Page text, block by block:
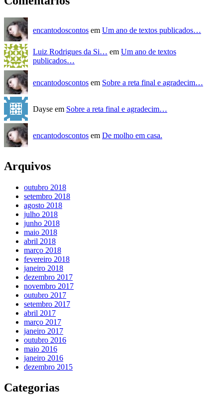
encantodoscontos em Um ano de textos publicados…
Luiz Rodrigues da Si… em Um ano de textos
publicados…
encantodoscontos em Sobre a reta final e agradecim…
Dayse em Sobre a reta final e agradecim…
encantodoscontos em De molho em casa.
Arquivos
outubro 2018
setembro 2018
agosto 2018
julho 2018
junho 2018
maio 2018
abril 2018
março 2018
fevereiro 2018
janeiro 2018
dezembro 2017
novembro 2017
outubro 2017
setembro 2017
abril 2017
março 2017
janeiro 2017
outubro 2016
maio 2016
janeiro 2016
dezembro 2015
Categorias